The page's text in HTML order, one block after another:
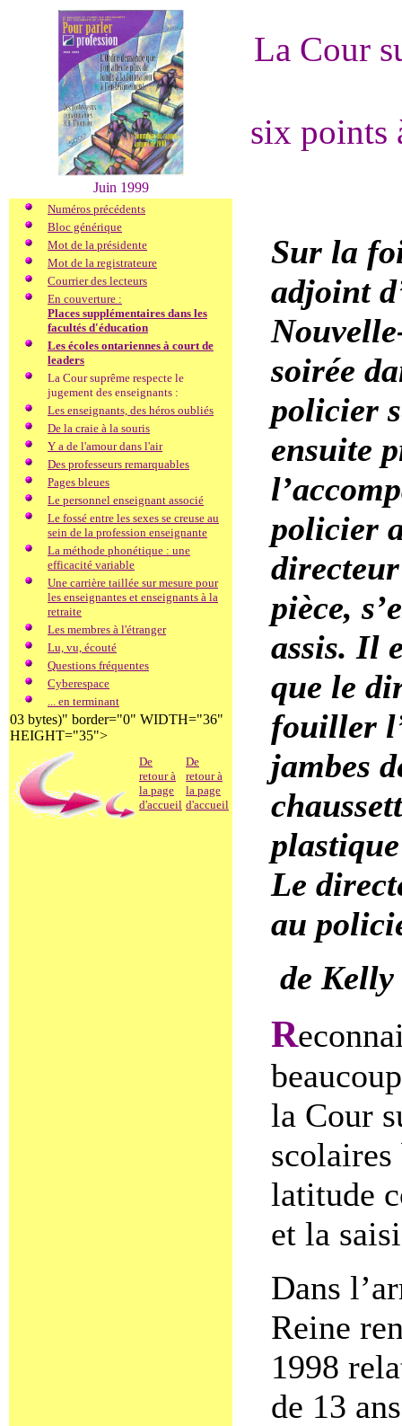
Juin 1999
La Cour
six points
Numéros précédents
Bloc générique
Mot de la présidente
Mot de la registrateure
Courrier des lecteurs
En couverture :
Places supplémentaires dans les
facultés d'éducation
Les écoles ontariennes à court de
leaders
La Cour suprême respecte le
jugement des enseignants :
Les enseignants, des héros oubliés
De la craie à la souris
Y a de l'amour dans l'air
Des professeurs remarquables
Pages bleues
Le personnel enseignant associé
Le fossé entre les sexes se creuse au
sein de la profession enseignante
La méthode phonétique : une
efficacité variable
Une carrière taillée sur mesure pour
les enseignantes et enseignants à la
retraite
Les membres à l'étranger
Lu, vu, écouté
Questions fréquentes
Cyberespace
... en terminant
03 bytes)" border="0" WIDTH="36"
HEIGHT="35">
De
retour à
la page
d'accueil
De
retour à
la page
d'accueil
Sur la
adjoint
soirée
policier
ensuite
policier
pièce,
assis. Il
que le
fouiller
jambes
Le
au
de
R
la Cour
scolaires
latitude
et la
Dans
Reine
1998
de 13